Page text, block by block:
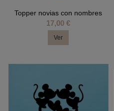
Topper novias con nombres
17,00 €
Ver